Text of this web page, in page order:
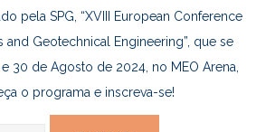
pela SPG, “XVIII European Conference
and Geotechnical Engineering”, que se
30 de Agosto de 2024, no MEO Arena,
o programa e inscreva-se!